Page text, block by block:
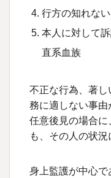
行方の知れな
本人に対して
直系血族
不正な行為、著
務に適しない事由
任意後見の場合に
も、その人の状況
身上監護が中心